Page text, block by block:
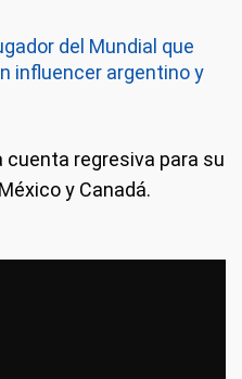
del Mundial que
influencer argentino y
cuenta regresiva para su
y Canadá.